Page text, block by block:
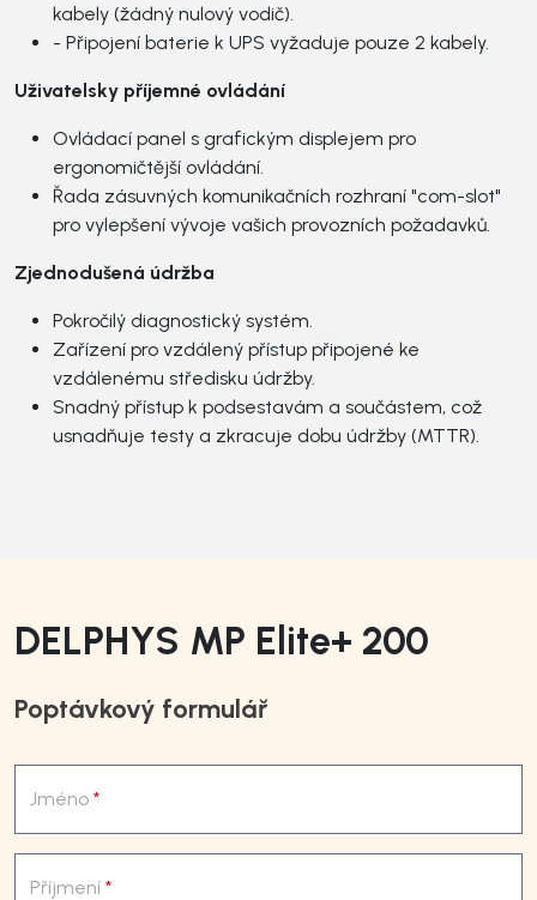
kabely (žádný nulový vodič).
- Připojení baterie k UPS vyžaduje pouze 2 kabely.
Uživatelsky příjemné ovládání
Ovládací panel s grafickým displejem pro
ergonomičtější ovládání.
Řada zásuvných komunikačních rozhraní "com-slot"
pro vylepšení vývoje vašich provozních požadavků.
Zjednodušená údržba
Pokročilý diagnostický systém.
Zařízení pro vzdálený přístup připojené ke
vzdálenému středisku údržby.
Snadný přístup k podsestavám a součástem, což
usnadňuje testy a zkracuje dobu údržby (MTTR).
Poptávkový formulář
Jméno *
Příjmení *
DELPHYS MP Elite+ 200